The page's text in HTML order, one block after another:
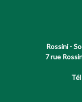
Rossini -
7 rue